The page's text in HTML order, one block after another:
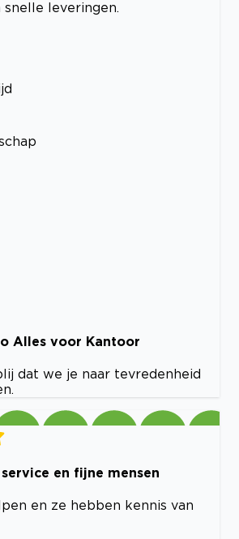
snelle leveringen.
Alles voor Kantoor
dat we je naar tevredenheid
en fijne mensen
en ze hebben kennis van